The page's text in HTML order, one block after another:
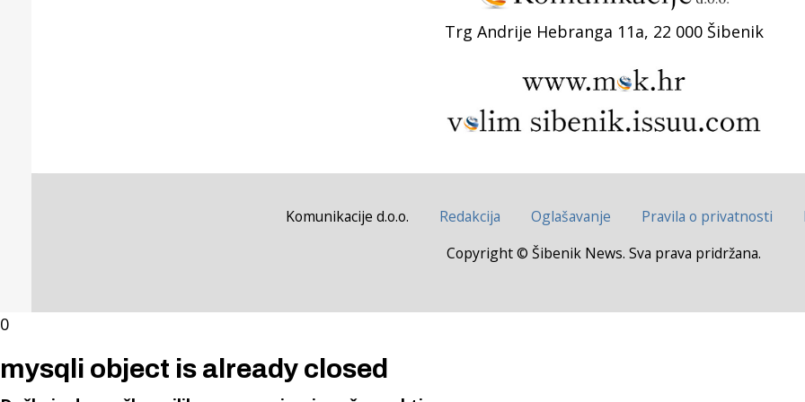
Trg Andrije Hebranga 11a, 22 000 Šibenik
Komunikacije d.o.o. Redakcija Oglašavanje Pravila o privatnosti
Copyright © Šibenik News. Sva prava pridržana.
0
mysqli object is already closed